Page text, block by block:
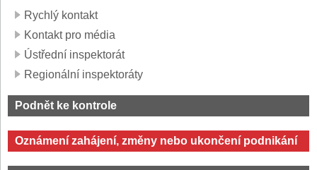
Rychlý kontakt
Kontakt pro média
Ústřední inspektorát
Regionální inspektoráty
Podnět ke kontrole
Oznámení zahájení, změny nebo ukončení podnikání